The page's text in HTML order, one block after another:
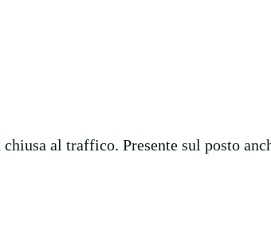
al traffico. Presente sul posto